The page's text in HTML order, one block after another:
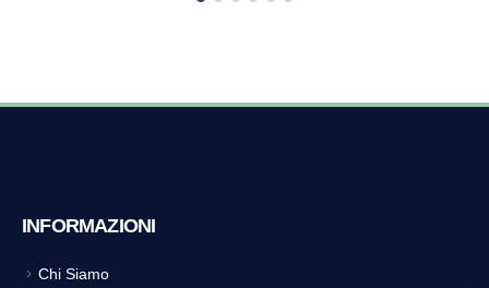
INFORMAZIONI
Chi Siamo